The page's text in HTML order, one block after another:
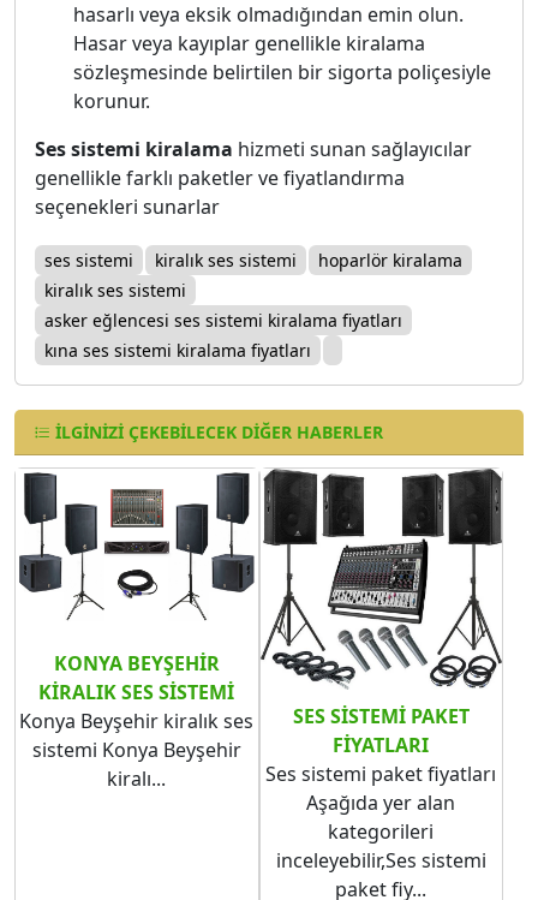
hasarlı veya eksik olmadığından emin olun.
Hasar veya kayıplar genellikle kiralama
sözleşmesinde belirtilen bir sigorta poliçesiyle
korunur.
Ses sistemi kiralama hizmeti sunan sağlayıcılar
genellikle farklı paketler ve fiyatlandırma
seçenekleri sunarlar
ses sistemi kiralık ses sistemi
hoparlör kiralama
kiralık ses sistemi
asker eğlencesi ses sistemi kiralama fiyatları
kına ses sistemi kiralama fiyatları
İLGINIZI ÇEKEBILECEK DIĞER HABERLER
KONYA BEYŞEHIR​​​​​​​
KIRALIK SES SISTEMI
Konya Beyşehir kiralık ses
sistemi Konya Beyşehir​​​​​​​
kiralı...
SES SISTEMI PAKET
FIYATLARI
Ses sistemi paket fiyatları
Aşağıda yer alan
kategorileri
inceleyebilir,Ses sistemi
paket fiy...